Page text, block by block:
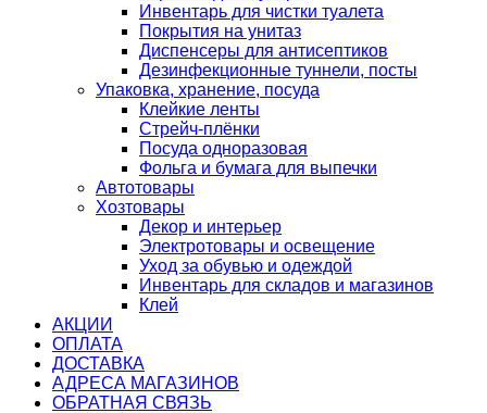
Инвентарь для чистки туалета
Покрытия на унитаз
Диспенсеры для антисептиков
Дезинфекционные туннели, посты
Упаковка, хранение, посуда
Клейкие ленты
Стрейч-плёнки
Посуда одноразовая
Фольга и бумага для выпечки
Автотовары
Хозтовары
Декор и интерьер
Электротовары и освещение
Уход за обувью и одеждой
Инвентарь для складов и магазинов
Клей
АКЦИИ
ОПЛАТА
ДОСТАВКА
АДРЕСА МАГАЗИНОВ
ОБРАТНАЯ СВЯЗЬ